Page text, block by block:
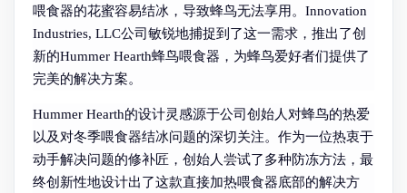
喂食器的花蜜容易结冰，导致蜂鸟无法享用。Innovation
Industries, LLC公司敏锐地捕捉到了这一需求，推出了创
新的Hummer Hearth蜂鸟喂食器，为蜂鸟爱好者们提供了
完美的解决方案。
Hummer Hearth的设计灵感源于公司创始人对蜂鸟的热爱
以及对冬季喂食器结冰问题的深切关注。作为一位热衷于
动手解决问题的修补匠，创始人尝试了多种防冻方法，最
终创新性地设计出了这款直接加热喂食器底部的解决方